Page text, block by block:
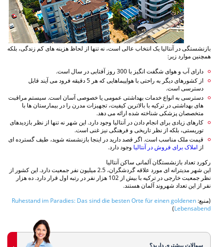
بازنشستگی در آنتالیا یک انتخاب عالی است، نه تنها از لحاظ هزینه های کم زندگی، بلکه
همچنین موارد زیر:
دارای آب و هوای شگفت انگیز با 300 روز آفتابی در سال است.
از کشورهای دیگر به راحتی با هواپیماهایی که هر 5 دقیقه فرود می آیند قابل
دسترسی است.
دسترسی به انواع خدمات بهداشتی عمومی یا خصوصی آسان است. سیستم مراقبت
های بهداشتی در ترکیه با بالاترین کیفیت، تجهیزات مدرن را در بیمارستان ها با
متخصصان پزشکی شناخته شده ارائه می دهد.
کارهای زیادی برای انجام دادن در آنتالیا وجود دارد. این شهر نه تنها از نظر بازدیدهای
توریستی، بلکه از نظر تاریخی و فرهنگی نیز غنی است.
قیمت ملک مناسب است. اگر قصد دارید در اینجا بازنشسته شوید، طیف گسترده ای
از املاک برای فروش در آنتالیا وجود دارد.
رکورد تعداد بازنشستگان آلمانی ساکن آنتالیا
این شهر مدیترانه ای مورد علاقه گردشگران، 2.5 میلیون نفر جمعیت دارد. این کشور از
نظر جمعیت خارجی در ترکیه با بیش از 102 هزار نفر در رتبه اول قرار دارد. ده هزار
نفر از این تعداد شهروند آلمان هستند.
(منبع: Ruhestand im Paradies: Das sind die besten Orte für einen goldenen
Lebensabend
)
سوالات بیشتری دارید؟